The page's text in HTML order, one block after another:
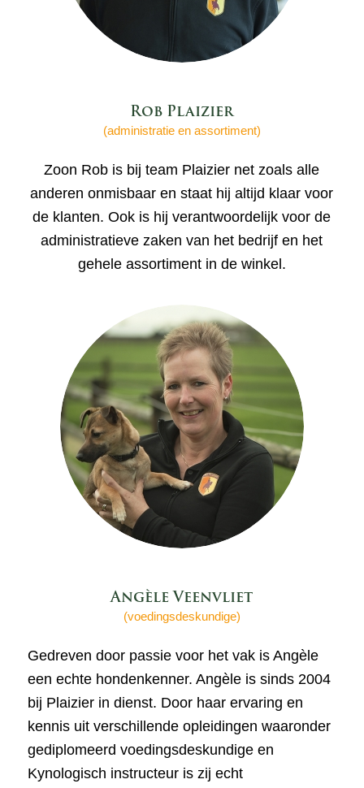
Rob Plaizier
(administratie en assortiment)
Zoon Rob is bij team Plaizier net zoals alle
anderen onmisbaar en staat hij altijd klaar voor
de klanten. Ook is hij verantwoordelijk voor de
administratieve zaken van het bedrijf en het
gehele assortiment in de winkel.
Angèle Veenvliet
(voedingsdeskundige)
Gedreven door passie voor het vak is Angèle
een echte hondenkenner. Angèle is sinds 2004
bij Plaizier in dienst. Door haar ervaring en
kennis uit verschillende opleidingen waaronder
gediplomeerd voedingsdeskundige en
Kynologisch instructeur is zij echt